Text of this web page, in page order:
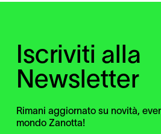
Iscriviti alla
Newsletter
Rimani aggiornato su novità,
mondo Zanotta!